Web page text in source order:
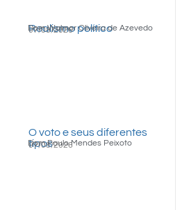
Realismo político
Dom Walmor Oliveira de Azevedo
07/08/2026
O voto e seus diferentes
tipos
Dom Paulo Mendes Peixoto
07/08/2026